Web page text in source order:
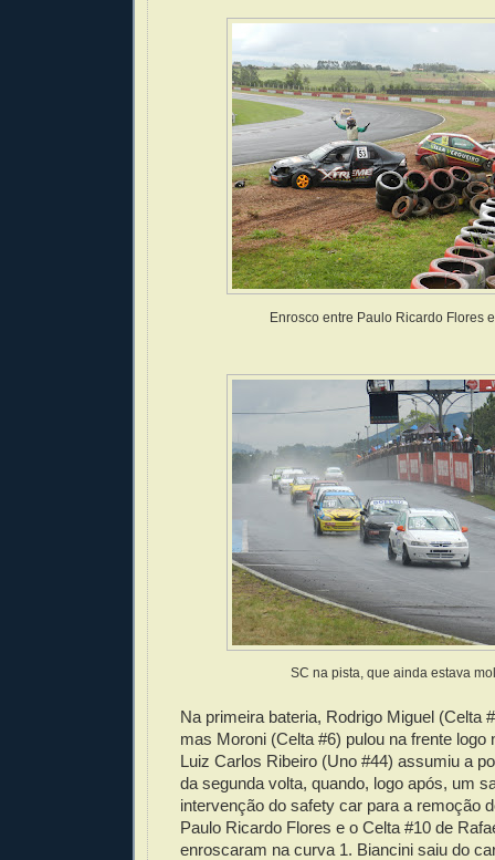
Enrosco entre Paulo Ricardo Flores
SC na pista, que ainda estava
Na primeira bateria, Rodrigo Miguel (Celta
mas Moroni (Celta #6) pulou na frente logo
Luiz Carlos Ribeiro (Uno #44) assumiu a
da segunda volta, quando, logo após, um
intervenção do safety car para a remoção
Paulo Ricardo Flores e o Celta #10 de
enroscaram na curva 1. Biancini saiu do